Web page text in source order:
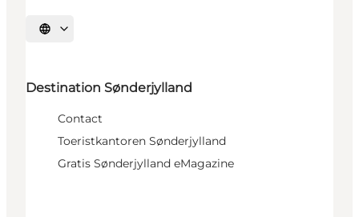
Selecteer taal
Destination Sønderjylland
Contact
Toeristkantoren Sønderjylland
Gratis Sønderjylland eMagazine